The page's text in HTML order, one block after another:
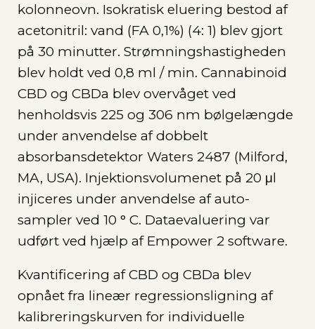
kolonneovn. Isokratisk eluering bestod af
acetonitril: vand (FA 0,1%) (4: 1) blev gjort
på 30 minutter. Strømningshastigheden
blev holdt ved 0,8 ml / min. Cannabinoid
CBD og CBDa blev overvåget ved
henholdsvis 225 og 306 nm bølgelængde
under anvendelse af dobbelt
absorbansdetektor Waters 2487 (Milford,
MA, USA). Injektionsvolumenet på 20 μl
injiceres under anvendelse af auto-
sampler ved 10 ° C. Dataevaluering var
udført ved hjælp af Empower 2 software.
Kvantificering af CBD og CBDa blev
opnået fra lineær regressionsligning af
kalibreringskurven for individuelle